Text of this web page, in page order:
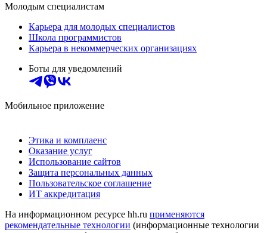
Молодым специалистам
Карьера для молодых специалистов
Школа программистов
Карьера в некоммерческих организациях
Боты для уведомлений
Мобильное приложение
Этика и комплаенс
Оказание услуг
Использование сайтов
Защита персональных данных
Пользовательское соглашение
ИТ аккредитация
На информационном ресурсе hh.ru применяются
рекомендательные технологии (информационные технологии